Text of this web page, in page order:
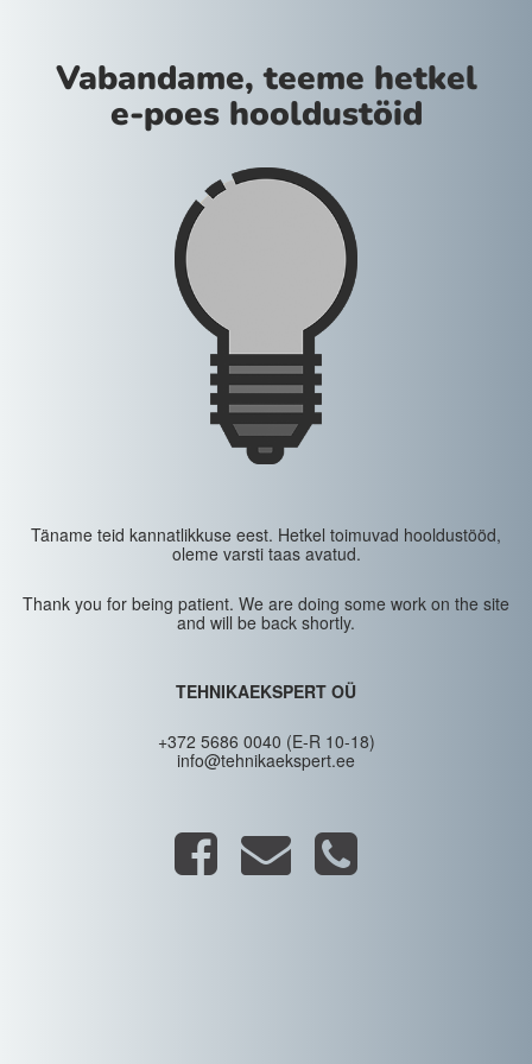
Vabandame, teeme hetkel
e-poes hooldustöid
Täname teid kannatlikkuse eest. Hetkel toimuvad hooldustööd,
oleme varsti taas avatud.
Thank you for being patient. We are doing some work on the site
and will be back shortly.
TEHNIKAEKSPERT OÜ
+372 5686 0040 (E-R 10-18)
info@tehnikaekspert.ee